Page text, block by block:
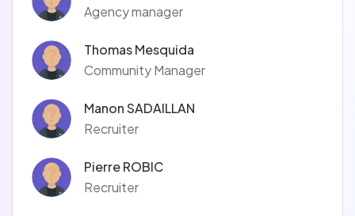
Agency manager
Thomas Mesquida
Community Manager
Manon SADAILLAN
Recruiter
Pierre ROBIC
Recruiter